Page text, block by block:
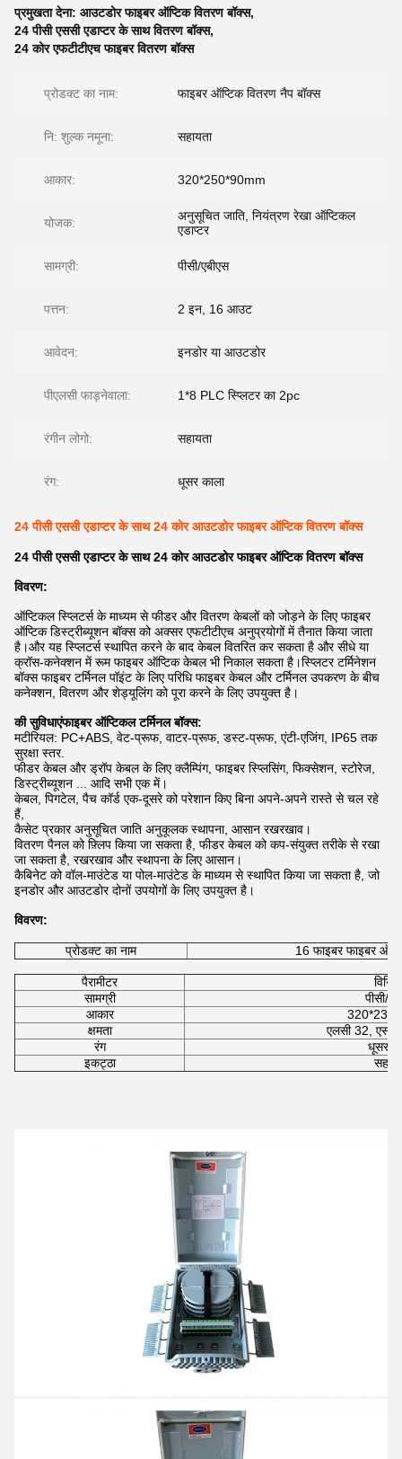
प्रमुखता देना: आउटडोर फाइबर ऑप्टिक वितरण बॉक्स,
24 पीसी एससी एडाप्टर के साथ वितरण बॉक्स,
24 कोर एफटीटीएच फाइबर वितरण बॉक्स
प्रोडक्ट का नाम: फाइबर ऑप्टिक वितरण नैप बॉक्स
नि: शुल्क नमूना: सहायता
आकार: 320*250*90mm
योजक:
अनुसूचित जाति, नियंत्रण रेखा ऑप्टिकल
एडाप्टर
सामग्री: पीसी/एबीएस
पत्तन: 2 इन, 16 आउट
आवेदन: इनडोर या आउटडोर
पीएलसी फाड़नेवाला: 1*8 PLC स्प्लिटर का 2pc
रंगीन लोगो: सहायता
रंग: धूसर काला
24 पीसी एससी एडाप्टर के साथ 24 कोर आउटडोर फाइबर ऑप्टिक वितरण बॉक्स
24 पीसी एससी एडाप्टर के साथ 24 कोर आउटडोर फाइबर ऑप्टिक वितरण बॉक्स
विवरण:
ऑप्टिकल स्प्लिटर्स के माध्यम से फीडर और वितरण केबलों को जोड़ने के लिए फाइबर
ऑप्टिक डिस्ट्रीब्यूशन बॉक्स को अक्सर एफटीटीएच अनुप्रयोगों में तैनात किया जाता
है।और यह स्प्लिटर्स स्थापित करने के बाद केबल वितरित कर सकता है और सीधे या
क्रॉस-कनेक्शन में रूम फाइबर ऑप्टिक केबल भी निकाल सकता है।स्प्लिटर टर्मिनेशन
बॉक्स फाइबर टर्मिनल पॉइंट के लिए परिधि फाइबर केबल और टर्मिनल उपकरण के बीच
कनेक्शन, वितरण और शेड्यूलिंग को पूरा करने के लिए उपयुक्त है।
की सुविधाएंफाइबर ऑप्टिकल टर्मिनल बॉक्स:
मटीरियल: PC+ABS, वेट-प्रूफ, वाटर-प्रूफ, डस्ट-प्रूफ, एंटी-एजिंग, IP65 तक
सुरक्षा स्तर.
फीडर केबल और ड्रॉप केबल के लिए क्लैम्पिंग, फाइबर स्प्लिसिंग, फिक्सेशन, स्टोरेज,
डिस्ट्रीब्यूशन ... आदि सभी एक में।
केबल, पिगटेल, पैच कॉर्ड एक-दूसरे को परेशान किए बिना अपने-अपने रास्ते से चल रहे
हैं,
कैसेट प्रकार अनुसूचित जाति अनुकूलक स्थापना, आसान रखरखाव।
वितरण पैनल को फ़्लिप किया जा सकता है, फीडर केबल को कप-संयुक्त तरीके से रखा
जा सकता है, रखरखाव और स्थापना के लिए आसान।
कैबिनेट को वॉल-माउंटेड या पोल-माउंटेड के माध्यम से स्थापित किया जा सकता है, जो
इनडोर और आउटडोर दोनों उपयोगों के लिए उपयुक्त है।
विवरण:
प्रोडक्ट का नाम 16 फाइबर फाइबर
पैरामीटर
सामग्री
पीसी/
आकार
क्षमता
एलसी 32, एससी
रंग
धूसर
इकट्ठा